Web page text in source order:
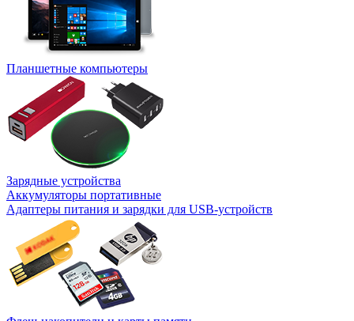
Планшетные компьютеры
Зарядные устройства
Аккумуляторы портативные
Адаптеры питания и зарядки для USB-устройств